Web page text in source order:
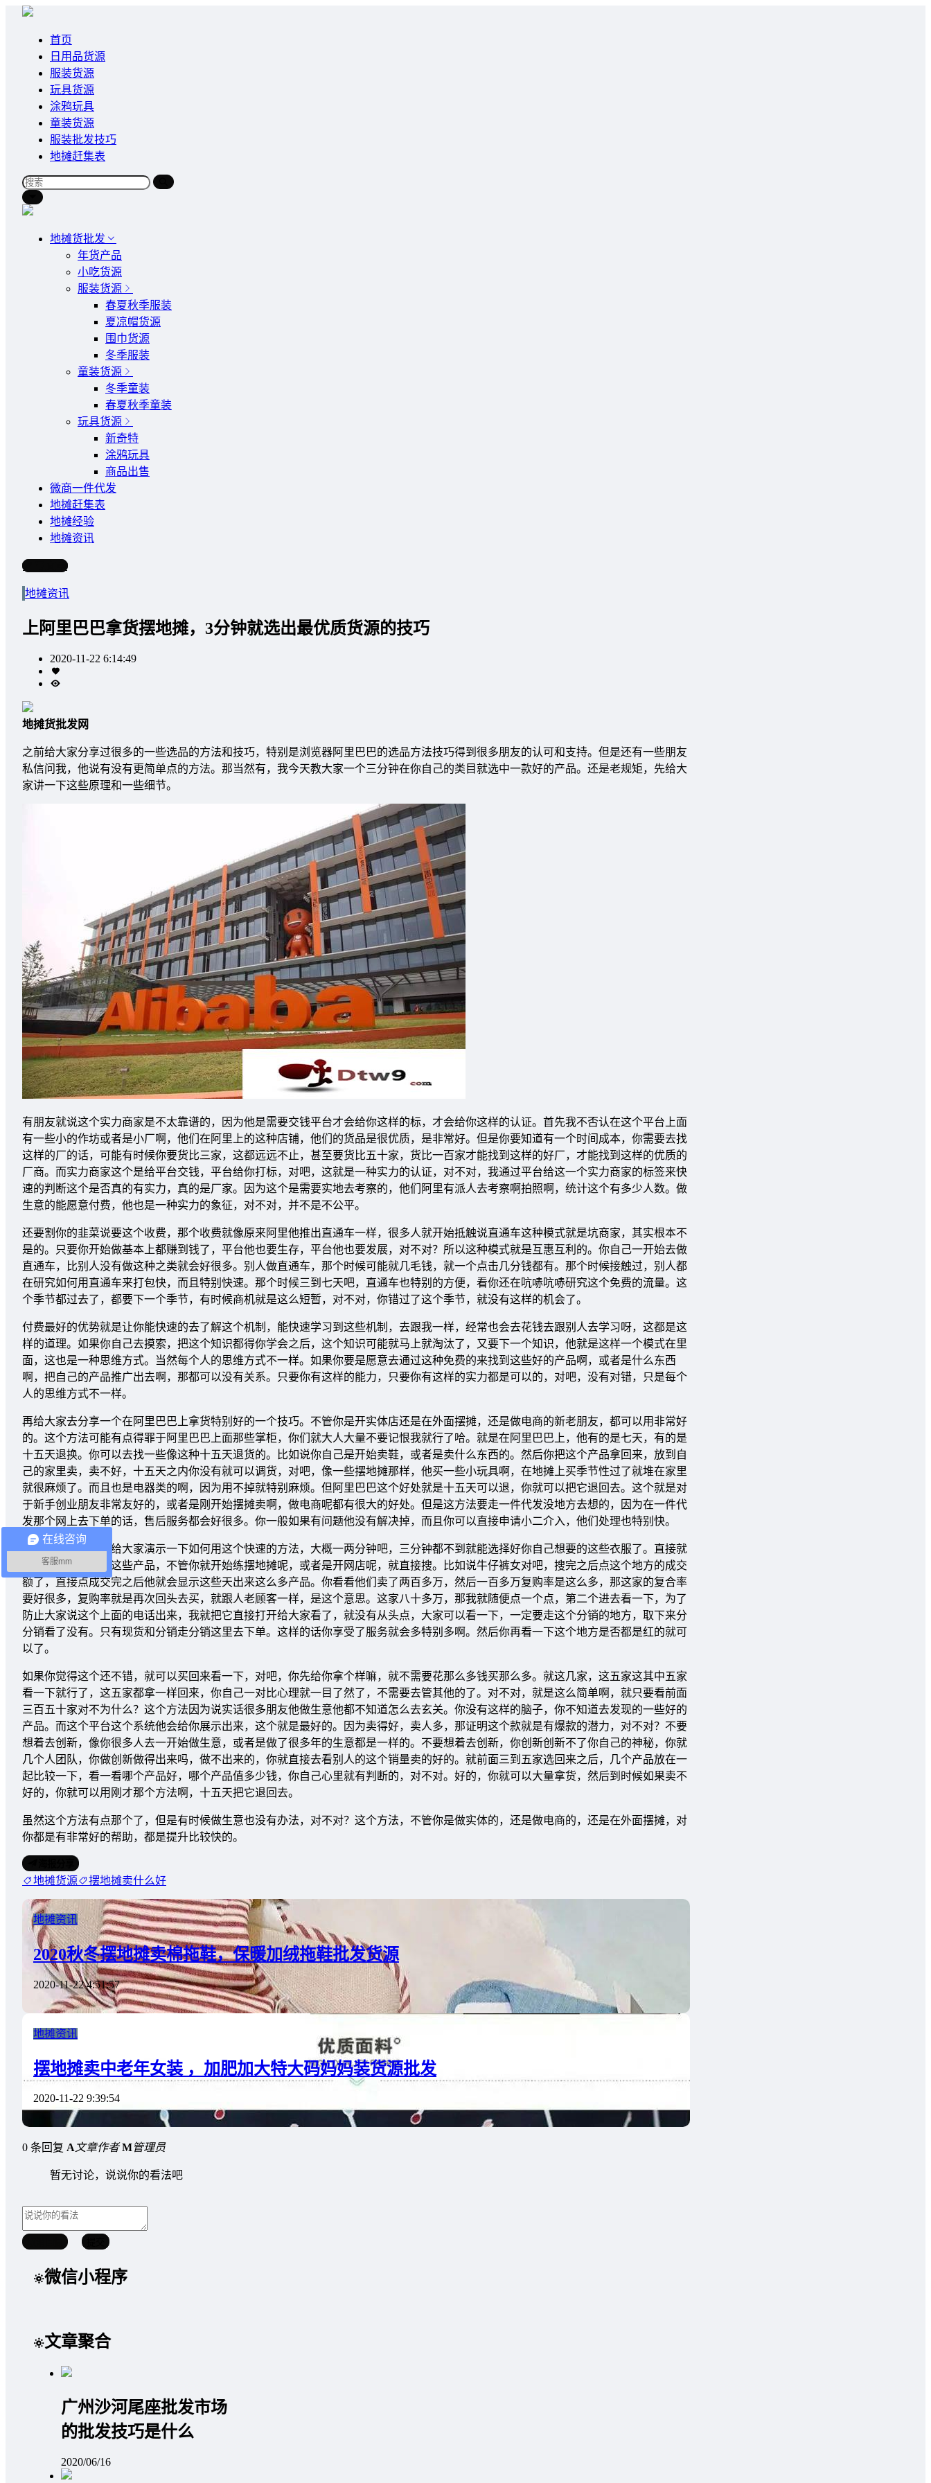
首页
日用品货源
服装货源
玩具货源
涂鸦玩具
童装货源
服装批发技巧
地摊赶集表
地摊货批发
年货产品
小吃货源
服装货源
春夏秋季服装
夏凉帽货源
围巾货源
冬季服装
童装货源
冬季童装
春夏秋季童装
玩具货源
新奇特
涂鸦玩具
商品出售
微商一件代发
地摊赶集表
地摊经验
地摊资讯
写文章
地摊资讯
上阿里巴巴拿货摆地摊，3分钟就选出最优质货源的技巧
2020-11-22 6:14:49
地摊货批发网
之前给大家分享过很多的一些选品的方法和技巧，特别是浏览器阿里巴巴的选品方法技巧得到很多朋友的认可和支持。但是还有一些朋友
私信问我，他说有没有更简单点的方法。那当然有，我今天教大家一个三分钟在你自己的类目就选中一款好的产品。还是老规矩，先给大
家讲一下这些原理和一些细节。
有朋友就说这个实力商家是不太靠谱的，因为他是需要交钱平台才会给你这样的标，才会给你这样的认证。首先我不否认在这个平台上面
有一些小的作坊或者是小厂啊，他们在阿里上的这种店铺，他们的货品是很优质，是非常好。但是你要知道有一个时间成本，你需要去找
这样的厂的话，可能有时候你要货比三家，这都远远不止，甚至要货比五十家，货比一百家才能找到这样的好厂，才能找到这样的优质的
厂商。而实力商家这个是给平台交钱，平台给你打标，对吧，这就是一种实力的认证，对不对，我通过平台给这一个实力商家的标签来快
速的判断这个是否真的有实力，真的是厂家。因为这个是需要实地去考察的，他们阿里有派人去考察啊拍照啊，统计这个有多少人数。做
生意的能愿意付费，他也是一种实力的象征，对不对，并不是不公平。
还要割你的韭菜说要这个收费，那个收费就像原来阿里他推出直通车一样，很多人就开始抵触说直通车这种模式就是坑商家，其实根本不
是的。只要你开始做基本上都赚到钱了，平台他也要生存，平台他也要发展，对不对？所以这种模式就是互惠互利的。你自己一开始去做
直通车，比别人没有做这种之类就会好很多。别人做直通车，那个时候可能就几毛钱，就一个点击几分钱都有。那个时候接触过，别人都
在研究如何用直通车来打包快，而且特别快速。那个时候三到七天吧，直通车也特别的方便，看你还在吭哧吭哧研究这个免费的流量。这
个季节都过去了，都要下一个季节，有时候商机就是这么短暂，对不对，你错过了这个季节，就没有这样的机会了。
付费最好的优势就是让你能快速的去了解这个机制，能快速学习到这些机制，去跟我一样，经常也会去花钱去跟别人去学习呀，这都是这
样的道理。如果你自己去摸索，把这个知识都得你学会之后，这个知识可能就马上就淘汰了，又要下一个知识，他就是这样一个模式在里
面，这也是一种思维方式。当然每个人的思维方式不一样。如果你要是愿意去通过这种免费的来找到这些好的产品啊，或者是什么东西
啊，把自己的产品推广出去啊，那都可以没有关系。只要你有这样的能力，只要你有这样的实力都是可以的，对吧，没有对错，只是每个
人的思维方式不一样。
再给大家去分享一个在阿里巴巴上拿货特别好的一个技巧。不管你是开实体店还是在外面摆摊，还是做电商的新老朋友，都可以用非常好
的。这个方法可能有点得罪于阿里巴巴上面那些掌柜，你们就大人大量不要记恨我就行了哈。就是在阿里巴巴上，他有的是七天，有的是
十五天退换。你可以去找一些像这种十五天退货的。比如说你自己是开始卖鞋，或者是卖什么东西的。然后你把这个产品拿回来，放到自
己的家里卖，卖不好，十五天之内你没有就可以调货，对吧，像一些摆地摊那样，他买一些小玩具啊，在地摊上买季节性过了就堆在家里
就很麻烦了。而且也是电器类的啊，因为用不掉就特别麻烦。但阿里巴巴这个好处就是十五天可以退，你就可以把它退回去。这个就是对
于新手创业朋友非常友好的，或者是刚开始摆摊卖啊，做电商呢都有很大的好处。但是这方法要走一件代发没地方去想的，因为在一件代
发那个网上去下单的话，售后服务都会好很多。你一般如果有问题他没有解决掉，而且你可以直接申请小二介入，他们处理也特别快。
我现在来打开后台给大家演示一下如何用这个快速的方法，大概一两分钟吧，三分钟都不到就能选择好你自己想要的这些衣服了。直接就
搜索你自己在卖的这些产品，不管你就开始练摆地摊呢，或者是开网店呢，就直接搜。比如说牛仔裤女对吧，搜完之后点这个地方的成交
额了，直接点成交完之后他就会显示这些天出来这么多产品。你看看他们卖了两百多万，然后一百多万复购率是这么多，那这家的复合率
要好很多，复购率就是再次回头去买，就跟人老顾客一样，是这个意思。这家八十多万，那我就随便点一个点，第二个进去看一下，为了
防止大家说这个上面的电话出来，我就把它直接打开给大家看了，就没有从头点，大家可以看一下，一定要走这个分销的地方，取下来分
分销看了没有。只有现货和分销走分销这里去下单。这样的话你享受了服务就会多特别多啊。然后你再看一下这个地方是否都是红的就可
以了。
如果你觉得这个还不错，就可以买回来看一下，对吧，你先给你拿个样嘛，就不需要花那么多钱买那么多。就这几家，这五家这其中五家
看一下就行了，这五家都拿一样回来，你自己一对比心理就一目了然了，不需要去管其他的了。对不对，就是这么简单啊，就只要看前面
三百五十家对不为什么？这个方法因为说实话很多朋友他做生意他都不知道怎么去玄关。你没有这样的脑子，你不知道去发现的一些好的
产品。而这个平台这个系统他会给你展示出来，这个就是最好的。因为卖得好，卖人多，那证明这个款就是有爆款的潜力，对不对？不要
想着去创新，像你很多人去一开始做生意，或者是做了很多年的生意都是一样的。不要想着去创新，你创新创新不了你自己的神秘，你就
几个人团队，你做创新做得出来吗，做不出来的，你就直接去看别人的这个销量卖的好的。就前面三到五家选回来之后，几个产品放在一
起比较一下，看一看哪个产品好，哪个产品值多少钱，你自己心里就有判断的，对不对。好的，你就可以大量拿货，然后到时候如果卖不
好的，你就可以用刚才那个方法啊，十五天把它退回去。
虽然这个方法有点那个了，但是有时候做生意也没有办法，对不对？这个方法，不管你是做实体的，还是做电商的，还是在外面摆摊，对
你都是有非常好的帮助，都是提升比较快的。
地摊货源 摆地摊卖什么好
地摊资讯
2020秋冬摆地摊卖棉拖鞋，保暖加绒拖鞋批发货源
2020-11-22 4:51:57
地摊资讯
摆地摊卖中老年女装 ，加肥加大特大码妈妈装货源批发
2020-11-22 9:39:54
0 条回复 A文章作者 M管理员
暂无讨论，说说你的看法吧
微信小程序
文章聚合
广州沙河尾座批发市场
的批发技巧是什么
2020/06/16
在线咨询
客服mm